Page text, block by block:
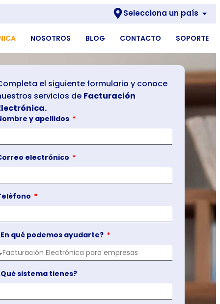
Selecciona un país
NOSOTROS BLOG CONTACTO SOPORTE
el siguiente formulario y conoce
servicios de Facturación
y apellidos
electrónico
qué podemos ayudarte?
sistema tienes?